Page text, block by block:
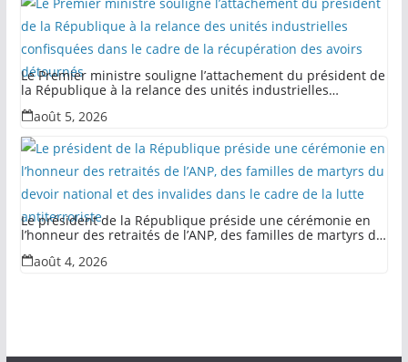
Le Premier ministre souligne l’attachement du président de
la République à la relance des unités industrielles
confisquées dans le cadre de la récupération des avoirs
détournés
août 5, 2026
Le président de la République préside une cérémonie en
l’honneur des retraités de l’ANP, des familles de martyrs du
devoir national et des invalides dans le cadre de la lutte
antiterroriste
août 4, 2026